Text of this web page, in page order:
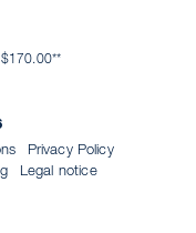
Privacy Policy
Legal notice